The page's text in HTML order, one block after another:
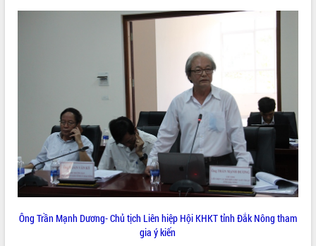
HĐND tỉnh thông qua điều chỉnh Quy
Hội thảo góp ý hồ sơ điều chỉnh quy
hoạch tỉnh Đắk Lắk thời kỳ 2021-2030,
Nâng cao hiệu quả hoạt động của các
Hội nghị triển khai kết nối mạng
truyền số liệu chuyên dùng phục vụ cơ
quan Đảng, Nhà nước
Lễ phát động chuỗi hoạt động chung
tay làm sạch môi trường
Xã Ea Kar bước chuyển mình trong
công tác cải cách hành chính mô hình
mới
Ông Trần Mạnh Dương- Chủ tịch Liên hiệp Hội KHKT tỉnh Đắk Nông tham
gia ý kiến